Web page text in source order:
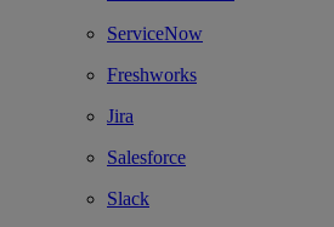
ServiceNow
Freshworks
Jira
Salesforce
Slack